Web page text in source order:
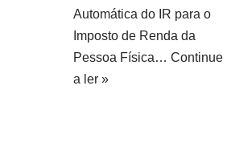
Automática do IR para o
Imposto de Renda da
Pessoa Física… Continue
a ler »